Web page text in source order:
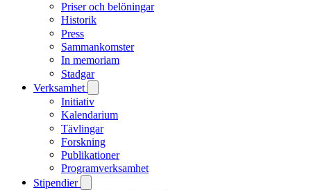
Priser och belöningar
Historik
Press
Sammankomster
In memoriam
Stadgar
Verksamhet
Initiativ
Kalendarium
Tävlingar
Forskning
Publikationer
Programverksamhet
Stipendier